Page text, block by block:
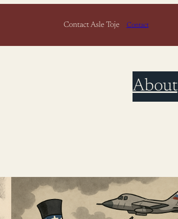
Contact Asle Toje Contact
About